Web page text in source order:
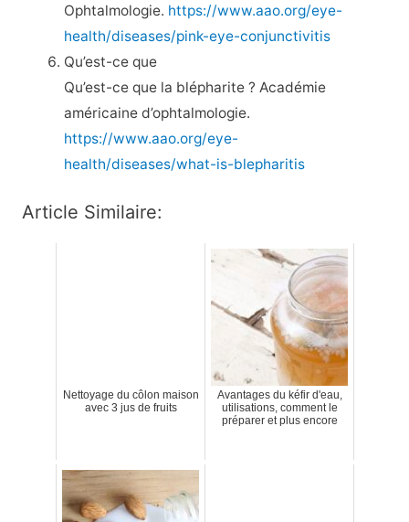
Ophtalmologie. https://www.aao.org/eye-
health/diseases/pink-eye-conjunctivitis
Qu’est-ce que
Qu’est-ce que la blépharite ? Académie
américaine d’ophtalmologie.
https://www.aao.org/eye-
health/diseases/what-is-blepharitis
Article Similaire:
Nettoyage du côlon maison
avec 3 jus de fruits
Avantages du kéfir d'eau,
utilisations, comment le
préparer et plus encore